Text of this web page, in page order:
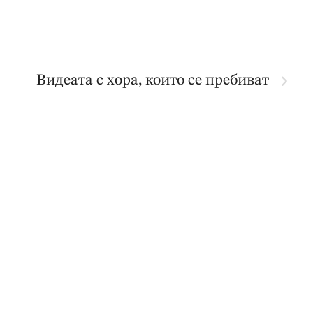
Видеата с хора, които се пребиват